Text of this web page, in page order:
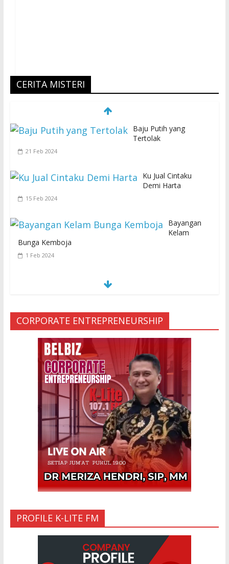
CERITA MISTERI
Baju Putih yang
Tertolak
21 Feb 2024
Ku Jual Cintaku
Demi Harta
15 Feb 2024
Bayangan
Kelam
Bunga Kemboja
1 Feb 2024
29 Jan 2024
Ketakutan Setengah Mati setelah Main
Jailangkung, 28 Anak Gadis Dirawat di
Rumah Sakit
10 Mar 2023
“Cinta di Ujung Parigi”
11 Sep 2025
CORPORATE ENTREPRENEURSHIP
PROFILE K-LITE FM